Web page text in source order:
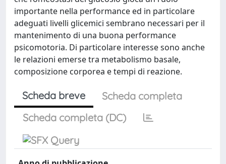
importante nella performance ed in particolare
adeguati livelli glicemici sembrano necessari per il
mantenimento di una buona performance
psicomotoria. Di particolare interesse sono anche
le relazioni emerse tra metabolismo basale,
composizione corporea e tempi di reazione.
Scheda breve
Scheda completa
Scheda completa (DC)